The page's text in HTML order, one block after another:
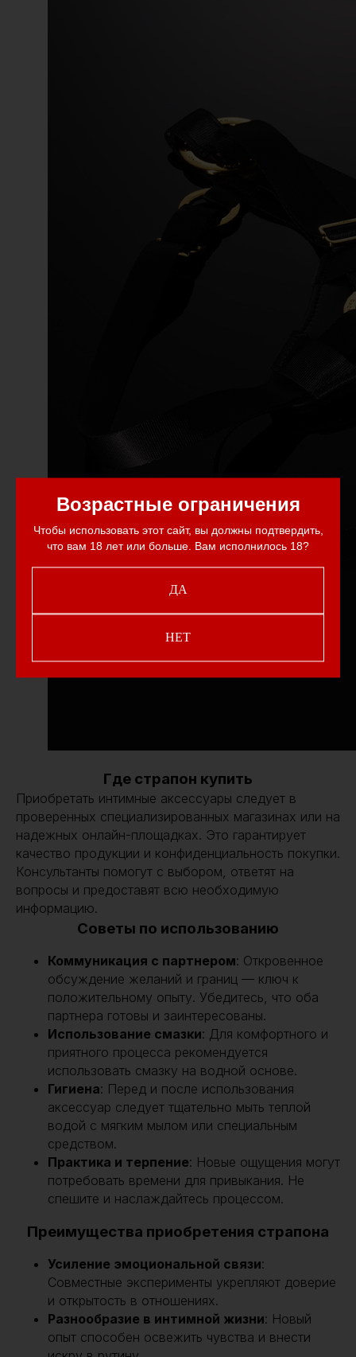
Возрастные ограничения
Чтобы использовать этот сайт, вы должны подтвердить,
что вам 18 лет или больше. Вам исполнилось 18?
ДА
НЕТ
Где страпон купить
Приобретать интимные аксессуары следует в
проверенных специализированных магазинах или на
надежных онлайн-площадках. Это гарантирует
качество продукции и конфиденциальность покупки.
Консультанты помогут с выбором, ответят на
вопросы и предоставят всю необходимую
информацию.
Советы по использованию
Коммуникация с партнером: Откровенное
обсуждение желаний и границ — ключ к
положительному опыту. Убедитесь, что оба
партнера готовы и заинтересованы.
Использование смазки: Для комфортного и
приятного процесса рекомендуется
использовать смазку на водной основе.
Гигиена: Перед и после использования
аксессуар следует тщательно мыть теплой
водой с мягким мылом или специальным
средством.
Практика и терпение: Новые ощущения могут
потребовать времени для привыкания. Не
спешите и наслаждайтесь процессом.
Преимущества приобретения страпона
Усиление эмоциональной связи:
Совместные эксперименты укрепляют доверие
и открытость в отношениях.
Разнообразие в интимной жизни: Новый
опыт способен освежить чувства и внести